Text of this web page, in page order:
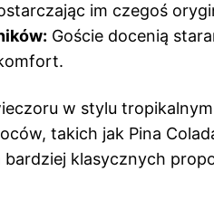
im czegoś
Goście docenią
w stylu
takich jak Pina
bardziej klasycznych